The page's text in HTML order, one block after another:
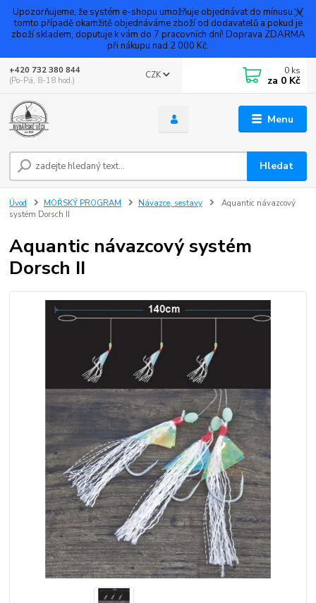
Upozorňujeme, že systém e-shopu umožňuje objednávat do mínusu. V
tomto případě okamžitě objednáváme zboží od dodavatelů a pokud je
zboží skladem, doputuje k vám do 7 pracovních dní! Doprava ZDARMA
při nákupu nad 2 000 Kč.
Menu
CZK
Hledat
+420 732 380 844
(Po-Pá, 8-18 hod.)
0 ks
za 0 Kč
Úvod MOŘSKÝ PROGRAM Návazce, sestavy
Aquantic návazcový
systém Dorsch II
Aquantic návazcový systém
Dorsch II